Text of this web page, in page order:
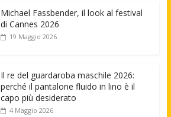
Michael Fassbender, il look al festival
di Cannes 2026
19 Maggio 2026
Il re del guardaroba maschile 2026:
perché il pantalone fluido in lino è il
capo più desiderato
4 Maggio 2026